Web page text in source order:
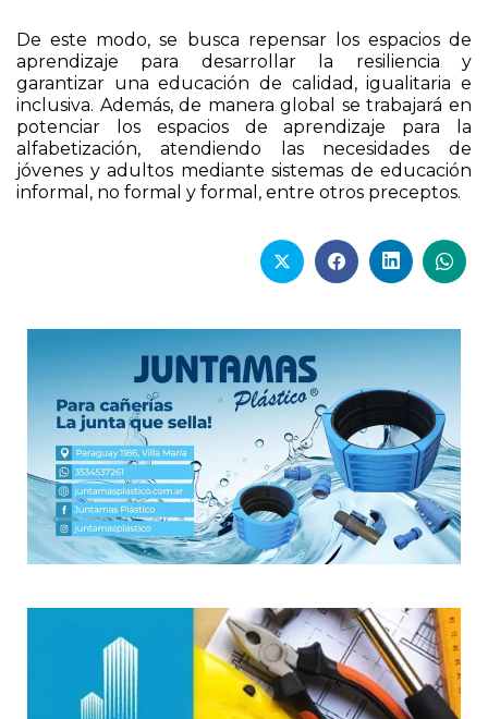
De este modo, se busca repensar los espacios de
aprendizaje para desarrollar la resiliencia y
garantizar una educación de calidad, igualitaria e
inclusiva. Además, de manera global se trabajará en
potenciar los espacios de aprendizaje para la
alfabetización, atendiendo las necesidades de
jóvenes y adultos mediante sistemas de educación
informal, no formal y formal, entre otros preceptos.